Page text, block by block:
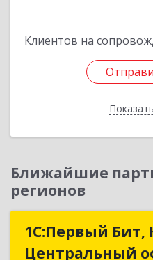
Клиентов на
Ближайшие
регионов
1С:Первый Бит,
Центральный
1С:Первый